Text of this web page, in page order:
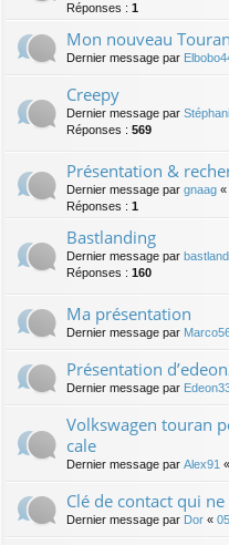
Réponses : 1
Mon nouveau
Dernier message par
Creepy
Dernier message par
Réponses : 569
Présentation &
Dernier message par gnaag «
Réponses : 1
Bastlanding
Dernier message par
Réponses : 160
Ma présentation
Dernier message par
Présentation
Dernier message par
Volkswagen touran
cale
Dernier message par Alex91 «
Clé de contact qui
Dernier message par Dor «